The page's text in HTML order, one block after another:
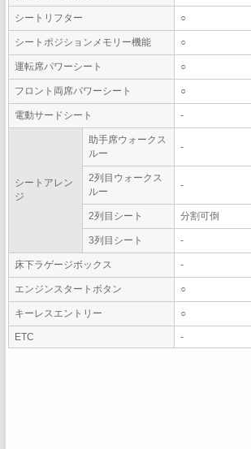
シートリフター ○
シートポジションメモリー機能 ○
運転席パワーシート ○
フロント両席パワーシート ○
電動サードシート -
シートアレン
ジ
助手席ウォークス
ルー
-
2列目ウォークス
ルー
-
2列目シート 分割可倒
3列目シート -
床下ラゲージボックス -
エンジンスタートボタン ○
キーレスエントリー ○
ETC -